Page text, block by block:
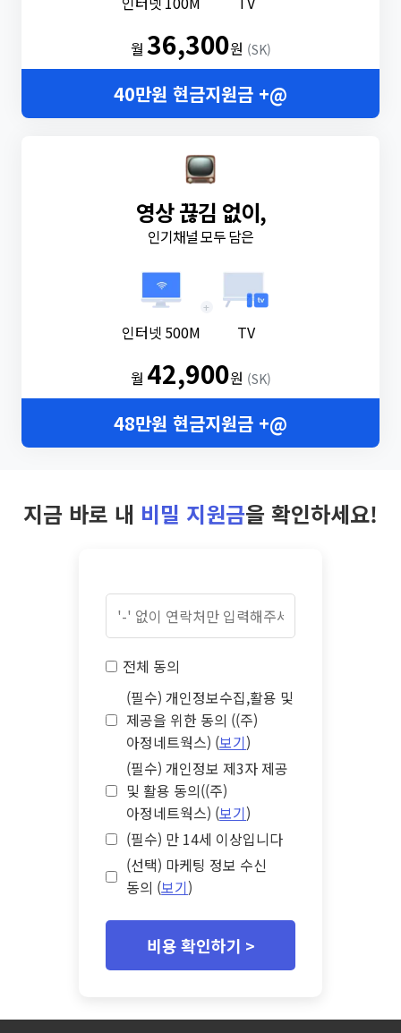
월36,300원 (SK)
40만원 현금지원금 +@
영상 끊김 없이,
인기채널 모두 담은
인터넷 500M
+
TV
월 42,900원 (SK)
48만원 현금지원금 +@
지금 바로 내 비밀 지원금을 확인하세요!
전체 동의
(필수) 개인정보수집,활용 및
제공을 위한 동의 ((주)
아정네트웍스) (보기)
(필수) 개인정보 제3자 제공
및 활용 동의((주)
아정네트웍스) (보기)
(필수) 만 14세 이상입니다
(선택) 마케팅 정보 수신
동의 (보기)
비용 확인하기 >